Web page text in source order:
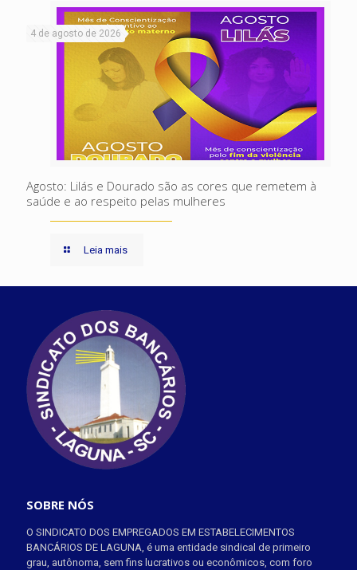
4 de agosto de 2026
Agosto: Lilás e Dourado são as cores que remetem à
saúde e ao respeito pelas mulheres
Leia mais
SOBRE NÓS
O SINDICATO DOS EMPREGADOS EM ESTABELECIMENTOS
BANCÁRIOS DE LAGUNA, é uma entidade sindical de primeiro
grau, autônoma, sem fins lucrativos ou econômicos, com foro